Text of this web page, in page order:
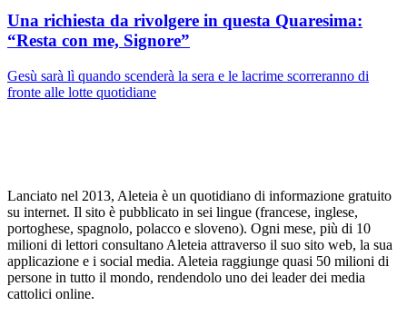
Una richiesta da rivolgere in questa Quaresima:
“Resta con me, Signore”
Gesù sarà lì quando scenderà la sera e le lacrime scorreranno di
fronte alle lotte quotidiane
Lanciato nel 2013, Aleteia è un quotidiano di informazione gratuito
su internet. Il sito è pubblicato in sei lingue (francese, inglese,
portoghese, spagnolo, polacco e sloveno). Ogni mese, più di 10
milioni di lettori consultano Aleteia attraverso il suo sito web, la sua
applicazione e i social media. Aleteia raggiunge quasi 50 milioni di
persone in tutto il mondo, rendendolo uno dei leader dei media
cattolici online.